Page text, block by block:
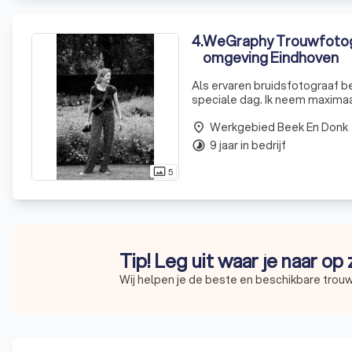
photo_size_select_actual5
4.WeGraphy
omgeving Eindhoven
Als ervaren bruidsfotograaf
speciale dag. Ik neem
place Werkgebied Beek En Donk
timelapse 9 jaar in bedrijf
Tip! Leg uit waar je naar
Wij helpen je de beste en beschikbare